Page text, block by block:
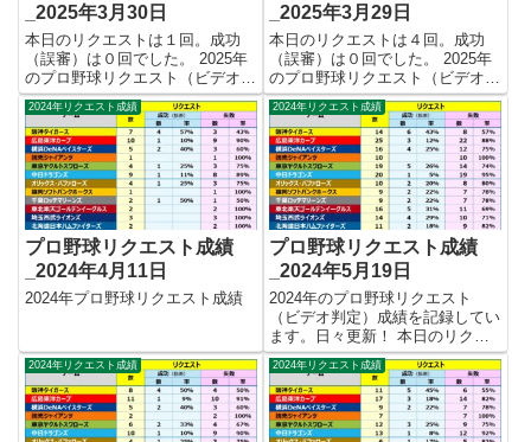
_2025年3月30日
本日のリクエストは１回。成功
（誤審）は０回でした。 2025年
のプロ野球リクエスト（ビデオ判
定）成績を記録集計しています。
今シーズンのリクエスト成功率は
これで0.0%。リクエスト数10
回、成功0回、失敗10回となりま
した。 【リクエスト結果...
_2025年3月29日
本日のリクエストは４回。成功
（誤審）は０回でした。 2025年
のプロ野球リクエスト（ビデオ判
定）成績を記録集計しています。
今シーズンのリクエスト成功率は
これで0.0%。リクエスト数9回、
成功0回、失敗9回となりまし
た。 【リクエスト結果_集...
2024年リクエスト成績
プロ野球リクエスト成績
_2024年4月11日
2024年プロ野球リクエスト成績
2024年リクエスト成績
プロ野球リクエスト成績
_2024年5月19日
2024年のプロ野球リクエスト
（ビデオ判定）成績を記録してい
ます。日々更新！ 本日のリクエ
ストは４回。成功（誤審）は１回
でした。 【リクエスト結果_集計
表】 ※横浜DeNA大和選手のリク
エストが漏れていたので修正して
おります。成績表は修正を...
2024年リクエスト成績 2024年リクエスト成績